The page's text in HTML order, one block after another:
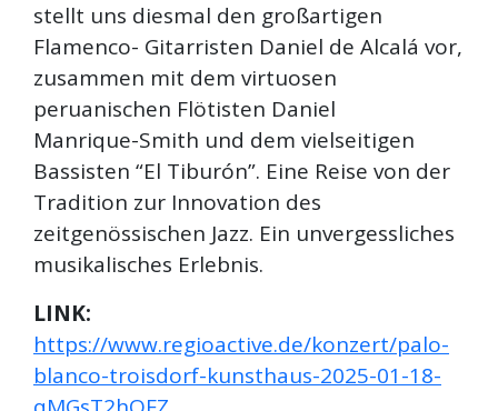
stellt uns diesmal den großartigen
Flamenco- Gitarristen Daniel de Alcalá vor,
zusammen mit dem virtuosen
peruanischen Flötisten Daniel
Manrique-Smith und dem vielseitigen
Bassisten “El Tiburón”. Eine Reise von der
Tradition zur Innovation des
zeitgenössischen Jazz. Ein unvergessliches
musikalisches Erlebnis.
LINK:
https://www.regioactive.de/konzert/palo-
blanco-troisdorf-kunsthaus-2025-01-18-